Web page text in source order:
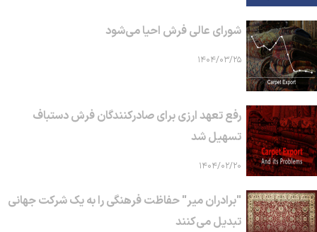
شورای عالی فرش احیا می‌شود
۱۴۰۴/۰۳/۲۵
رفع تعهد ارزی برای صادرکنندگان فرش دستباف
تسهیل شد
۱۴۰۴/۰۲/۲۰
"برادران میر" حفاظت فرهنگی را به یک شرکت جهانی
تبدیل می‌کنند